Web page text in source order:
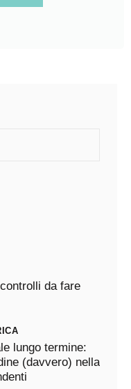
da fare
lungo termine:
(davvero) nella